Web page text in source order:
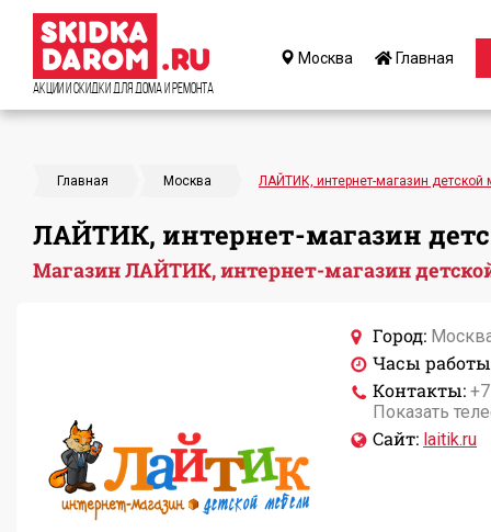
Акции и Скидки для дома и ремонта
Москва Главная
Главная Москва ЛАЙТИК, интернет-магазин детской
ЛАЙТИК, интернет-магазин
Магазин ЛАЙТИК, интернет-магазин
Город:
Часы
Контакты:
Показать
Сайт: laitik.ru